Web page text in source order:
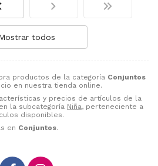
productos de la categoría Conjuntos
en nuestra tienda online.
y precios de artículos de la
la subcategoría Niña, perteneciente a
disponibles.
en Conjuntos.
todos